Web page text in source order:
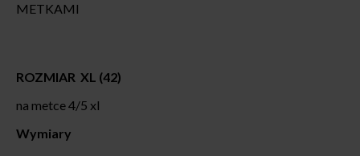
METKAMI
ROZMIAR XL (42)
na metce 4/5 xl
Wymiary